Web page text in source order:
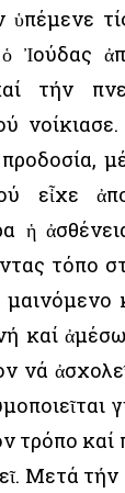
ὁ Ἰούδας
τήν
εἶχε
ἡ
τόπο
καί
νά
τρόπο καί
Μετά